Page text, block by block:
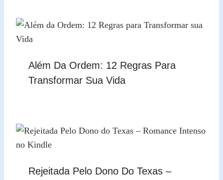
Além Da Ordem: 12 Regras Para
Transformar Sua Vida
Rejeitada Pelo Dono Do Texas –